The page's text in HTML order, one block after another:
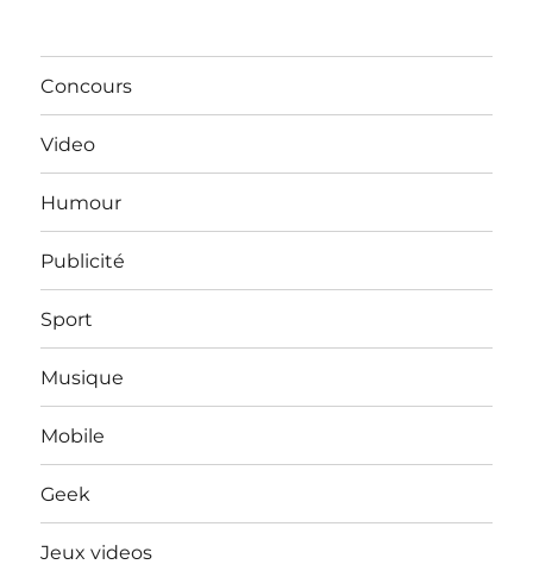
Concours
Video
Humour
Publicité
Sport
Musique
Mobile
Geek
Jeux videos